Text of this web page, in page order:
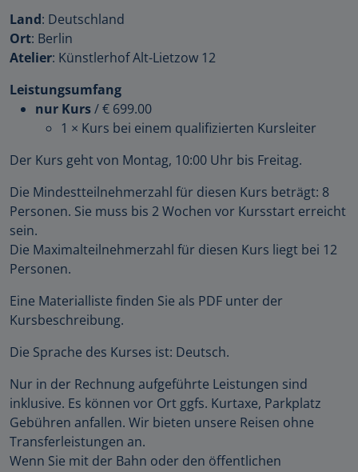
Land: Deutschland
Ort: Berlin
Atelier: Künstlerhof Alt-Lietzow 12
Leistungsumfang
nur Kurs/€ 699.00
1 × Kurs bei einem qualifizierten Kursleiter
Der Kurs geht von Montag, 10:00 Uhr bis Freitag.
Die Mindestteilnehmerzahl für diesen Kurs beträgt: 8
Personen. Sie muss bis 2 Wochen vor Kursstart erreicht
sein.
Die Maximalteilnehmerzahl für diesen Kurs liegt bei 12
Personen.
Eine Materialliste finden Sie als PDF unter der
Kursbeschreibung.
Die Sprache des Kurses ist: Deutsch.
Nur in der Rechnung aufgeführte Leistungen sind
inklusive. Es können vor Ort ggfs. Kurtaxe, Parkplatz
Gebühren anfallen. Wir bieten unsere Reisen ohne
Transferleistungen an.
Wenn Sie mit der Bahn oder den öffentlichen